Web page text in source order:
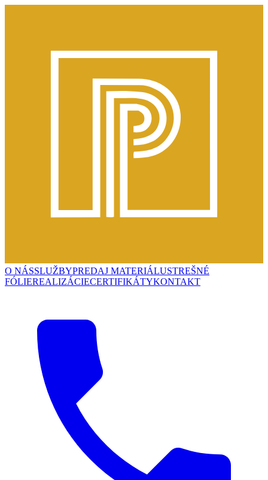
O NÁSSLUŽBYPREDAJ MATERIÁLUSTREŠNÉ
FÓLIEREALIZÁCIECERTIFIKÁTYKONTAKT